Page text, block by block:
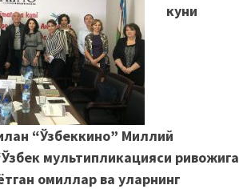
куни
“Ўзбеккино” Миллий
мультипликацияси ривожига
омиллар ва уларнинг